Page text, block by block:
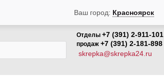
Ваш город: Красноярск
Отделы +7 (391) 2-911-101
продаж +7 (391) 2-181-898
skrepka@skrepka24.ru